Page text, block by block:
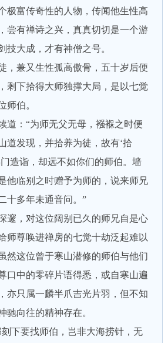
富传奇性的人物，传闻他生性高
尝有禅诗之兴，真真切切是一个游
技大成，才有神僧之号。
兼又生性孤高傲骨，五十岁后便
剩下拾得大师独撑大局，是以七觉
师伯。
：“为师无父无母，襁褓之时便
道发现，并拾养为徒，故有‘拾
造诣，却远不如你们的师伯。墙
他临别之时赠予为师的，说来师兄
十多年未通音问。”
，对这位阔别已久的师兄自是心
师尊唤进禅房的七觉十劫泛起难以
然这位曾于寒山潜修的师伯与他们
口中的零碎片语得悉，或自寒山遍
亦只属一麟半爪吉光片羽，但不知
驰向往的精神存在。
要找师伯，岂非大海捞针，无